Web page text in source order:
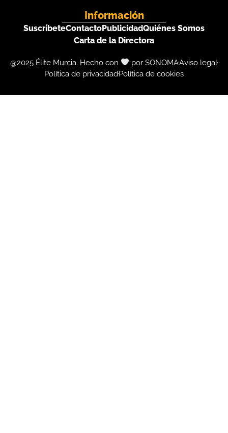
Información
SuscríbeteContactoPublicidadQuiénes Somos
Carta de la Directora
@2025 Élite Murcia. Hecho con por SONOMAAviso legal
Política de privacidadPolítica de cookies